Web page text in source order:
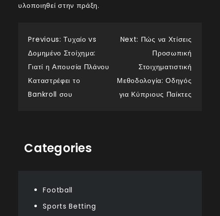
υλοποιηθεί στην πράξη.
Post
navigation
Previous: Τυχαίο vs
Δομημένο Στοίχημα:
Γιατί η Απουσία Πλάνου
Καταστρέφει το
Bankroll σου
Next: Πώς να Χτίσεις
Προσωπική
Στοιχηματιστική
Μεθοδολογία: Οδηγός
για Κύπριους Παίκτες
Categories
Football
Sports Betting